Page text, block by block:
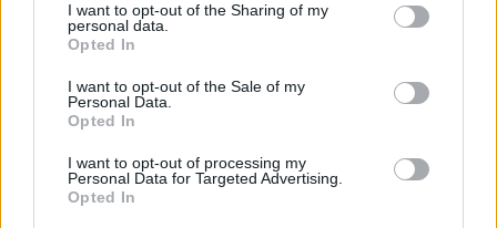
I want to opt-out of the Sharing of my
personal data.
Opted In
I want to opt-out of the Sale of my
Personal Data.
Opted In
I want to opt-out of processing my
Personal Data for Targeted Advertising.
Opted In
προστασίας, κλπ.) της περιφέρειας και των δήμων.